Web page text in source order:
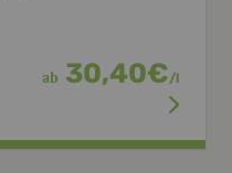
ab 30,40€/l